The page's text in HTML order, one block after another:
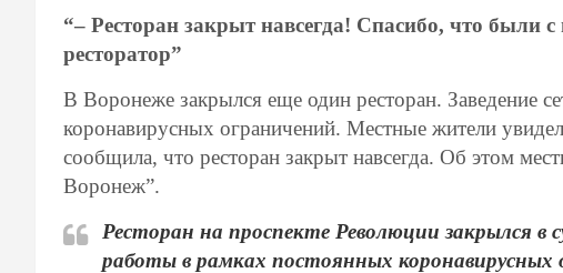
“– Ресторан закрыт навсегда! Спасибо, что были
ресторатор”
В Воронеже закрылся еще один ресторан. Заведение
коронавирусных ограничений. Местные жители
сообщила, что ресторан закрыт навсегда. Об этом
Воронеж”.
Ресторан на проспекте Революции закрылся в
работы в рамках постоянных коронавирусных